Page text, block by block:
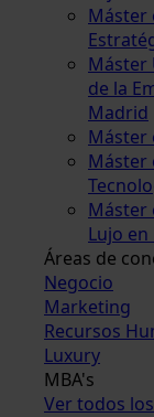
Máster
Máster
de la
Madrid
Máster
Máster
Máster
Lujo
Áreas de
Negocio
Marketing
Recursos
Luxury
MBA's
Ver todos